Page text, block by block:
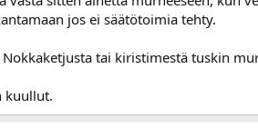
jos ei säätötoimia tehty.
Nokkaketjusta tai kiristimestä tuskin
kuullut.